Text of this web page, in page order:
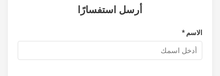
أرسل استفسارًا
الاسم *